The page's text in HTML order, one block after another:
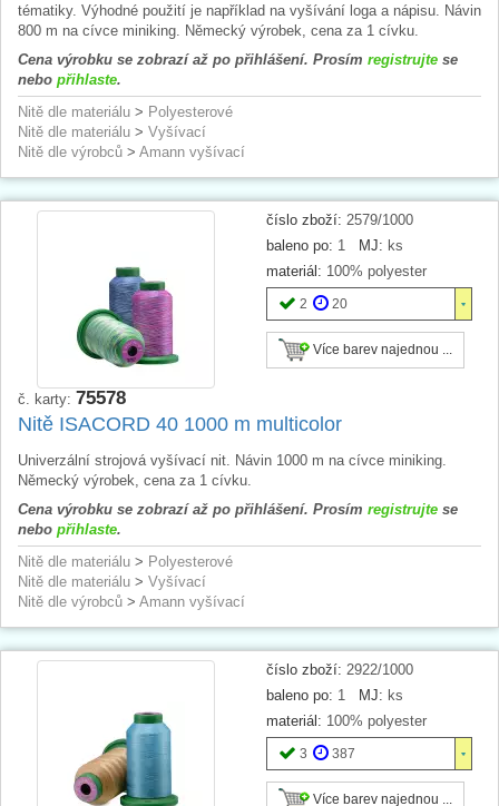
tématiky. Výhodné použití je například na vyšívání loga a nápisu. Návin
800 m na cívce miniking. Německý výrobek, cena za 1 cívku.
Cena výrobku se zobrazí až po přihlášení. Prosím registrujte se
nebo přihlaste.
Nitě dle materiálu > Polyesterové
Nitě dle materiálu > Vyšívací
Nitě dle výrobců > Amann vyšívací
číslo zboží: 2579/1000
baleno po: 1 MJ: ks
materiál: 100% polyester
2 20
Více barev najednou ...
č. karty: 75578
Nitě ISACORD 40 1000 m multicolor
Univerzální strojová vyšívací nit. Návin 1000 m na cívce miniking.
Německý výrobek, cena za 1 cívku.
Cena výrobku se zobrazí až po přihlášení. Prosím registrujte se
nebo přihlaste.
Nitě dle materiálu > Polyesterové
Nitě dle materiálu > Vyšívací
Nitě dle výrobců > Amann vyšívací
číslo zboží: 2922/1000
baleno po: 1 MJ: ks
materiál: 100% polyester
3 387
Více barev najednou ...